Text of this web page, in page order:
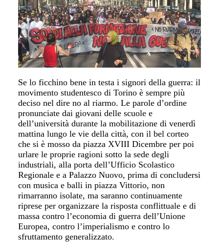
Se lo ficchino bene in testa i signori della guerra: il
movimento studentesco di Torino è sempre più
deciso nel dire no al riarmo. Le parole d’ordine
pronunciate dai giovani delle scuole e
dell’università durante la mobilitazione di venerdì
mattina lungo le vie della città, con il bel corteo
che si è mosso da piazza XVIII Dicembre per poi
urlare le proprie ragioni sotto la sede degli
industriali, alla porta dell’Ufficio Scolastico
Regionale e a Palazzo Nuovo, prima di concludersi
con musica e balli in piazza Vittorio, non
rimarranno isolate, ma saranno continuamente
riprese per organizzare la risposta conflittuale e di
massa contro l’economia di guerra dell’Unione
Europea, contro l’imperialismo e contro lo
sfruttamento generalizzato.